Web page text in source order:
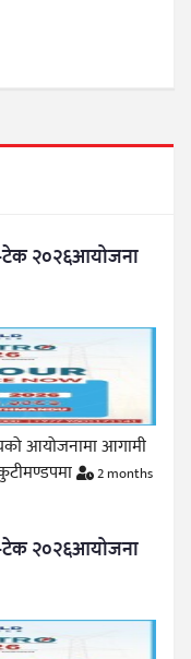
२०२६आयोजना
आयोजनामा आगामी
2 months
२०२६आयोजना